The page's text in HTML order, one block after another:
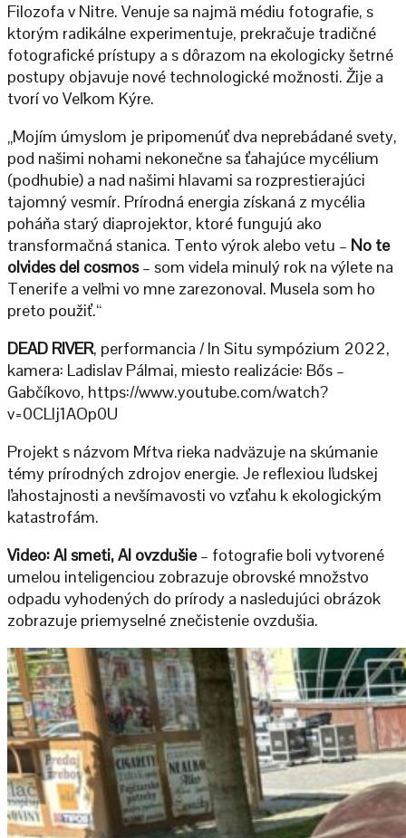
Filozofa v Nitre. Venuje sa najmä médiu fotografie, s
ktorým radikálne experimentuje, prekračuje tradičné
fotografické prístupy a s dôrazom na ekologicky šetrné
postupy objavuje nové technologické možnosti. Žije a
tvorí vo Veľkom Kýre.
„Mojím úmyslom je pripomenúť dva neprebádané svety,
pod našimi nohami nekonečne sa ťahajúce mycélium
(podhubie) a nad našimi hlavami sa rozprestierajúci
tajomný vesmír. Prírodná energia získaná z mycélia
poháňa starý diaprojektor, ktoré fungujú ako
transformačná stanica. Tento výrok alebo vetu – No te
olvides del cosmos– som videla minulý rok na výlete na
Tenerife a veľmi vo mne zarezonoval. Musela som ho
preto použiť.“
DEAD RIVER, performancia / In Situ sympózium 2022,
kamera: Ladislav Pálmai, miesto realizácie: Bős –
Gabčíkovo, https://www.youtube.com/watch?
v=0CLIj1AOp0U
Projekt s názvom Mŕtva rieka nadväzuje na skúmanie
témy prírodných zdrojov energie. Je reflexiou ľudskej
ľahostajnosti a nevšímavosti vo vzťahu k ekologickým
katastrofám.
Video: AI smeti, AI ovzdušie– fotografie boli vytvorené
umelou inteligenciou zobrazuje obrovské množstvo
odpadu vyhodených do prírody a nasledujúci obrázok
zobrazuje priemyselné znečistenie ovzdušia.